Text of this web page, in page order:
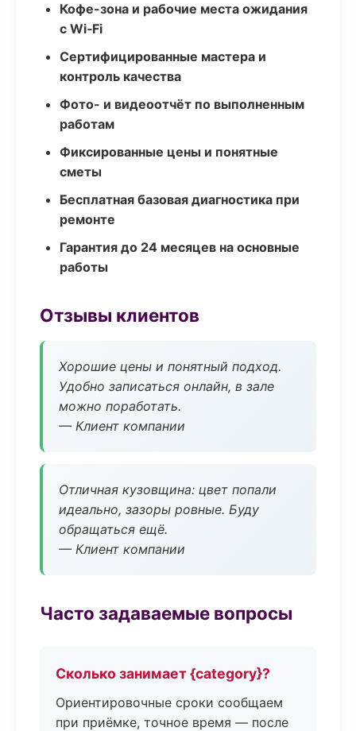
Кофе-зона и рабочие места ожидания
с Wi‑Fi
Сертифицированные мастера и
контроль качества
Фото- и видеоотчёт по выполненным
работам
Фиксированные цены и понятные
сметы
Бесплатная базовая диагностика при
ремонте
Гарантия до 24 месяцев на основные
работы
Отзывы клиентов
Хорошие цены и понятный подход.
Удобно записаться онлайн, в зале
можно поработать.
— Клиент компании
Отличная кузовщина: цвет попали
идеально, зазоры ровные. Буду
обращаться ещё.
— Клиент компании
Часто задаваемые вопросы
Сколько занимает {category}?
Ориентировочные сроки сообщаем
при приёмке, точное время — после